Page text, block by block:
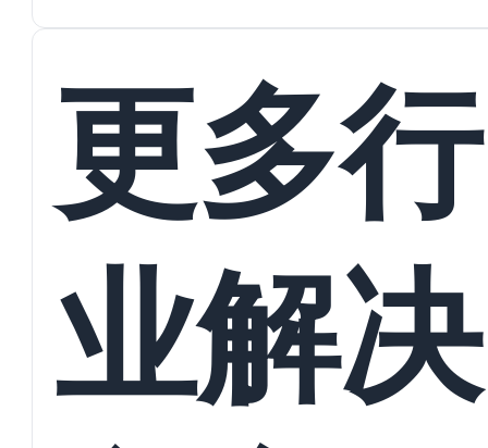
接
更多行
业解决